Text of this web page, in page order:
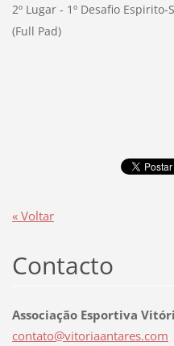
2º Lugar - 1º Desafio
(Full Pad)
« Voltar
Contacto
Associação Esportiva
contato@vitoriaantares.com